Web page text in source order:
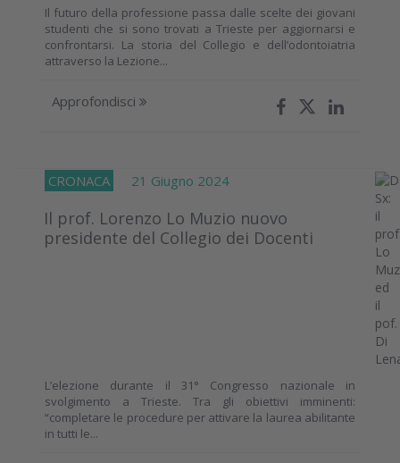
Il futuro della professione passa dalle scelte dei giovani
studenti che si sono trovati a Trieste per aggiornarsi e
confrontarsi. La storia del Collegio e dell’odontoiatria
attraverso la Lezione...
Approfondisci
CRONACA 21 Giugno 2024
Il prof. Lorenzo Lo Muzio nuovo
presidente del Collegio dei Docenti
L’elezione durante il 31° Congresso nazionale in
svolgimento a Trieste. Tra gli obiettivi imminenti:
“completare le procedure per attivare la laurea abilitante
in tutti le...